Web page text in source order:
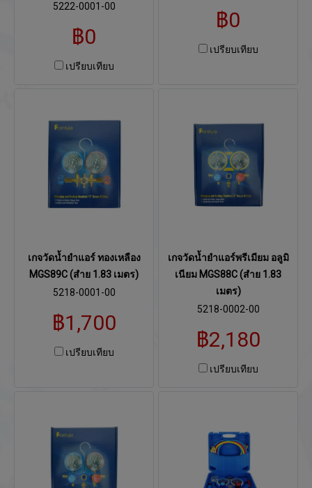
5222-0001-00
฿0
เปรียบเทียบ
฿0
เปรียบเทียบ
เกจวัดน้ำยำแอร์ ทองเหลือง
MGS89C (สำย 1.83 เมตร)
5218-0001-00
฿1,700
เปรียบเทียบ
เกจวัดน้ำยำแอร์พรีเมียม อลูมิ
เนียม MGS88C (สำย 1.83
เมตร)
5218-0002-00
฿2,180
เปรียบเทียบ